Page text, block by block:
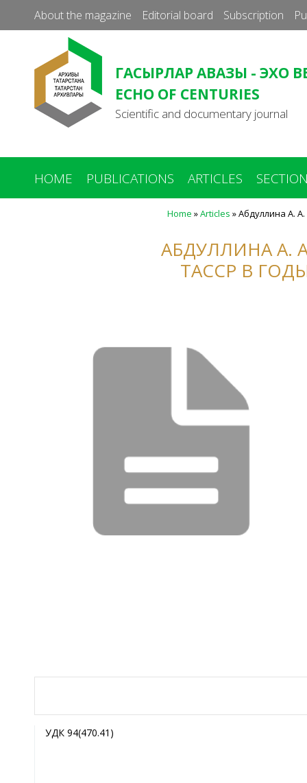
About the magazine Editorial board Subscription
ГАСЫРЛАР АВАЗЫ - ЭХО
ECHO OF CENTURIES
Scientific and documentary journal
HOME PUBLICATIONS ARTICLES
Home »Articles »Абдуллина А.
АБДУЛЛИНА А.
ТАССР В
УДК 94(470.41)